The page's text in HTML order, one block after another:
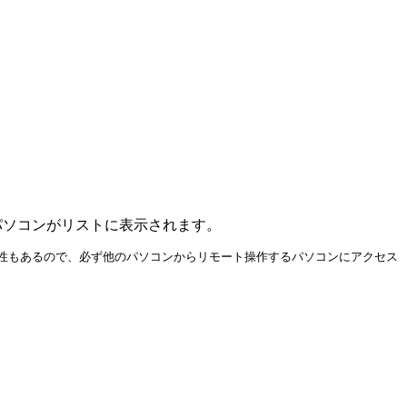
コンがリストに表示されます。
あるので、必ず他のパソコンからリモート操作するパソコンにアクセス